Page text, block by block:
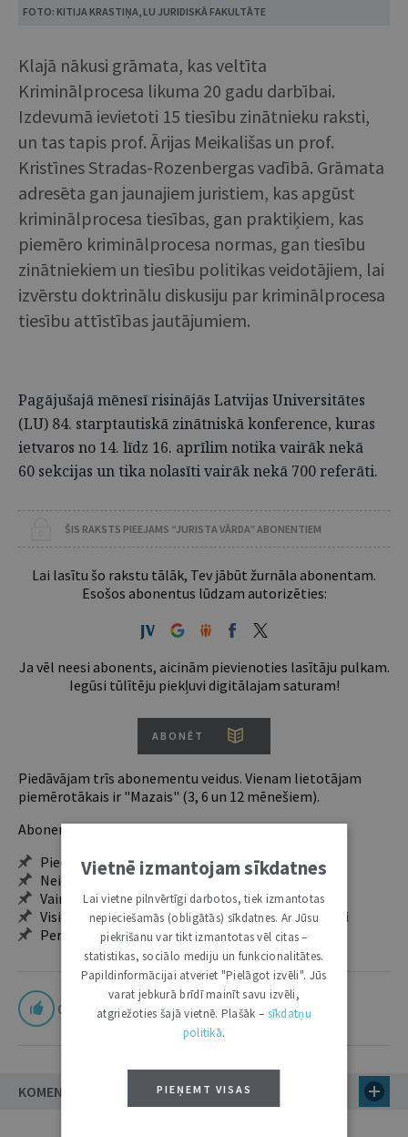
FOTO: KITIJA KRASTIŅA, LU JURIDISKĀ FAKULTĀTE
Klajā nākusi grāmata, kas veltīta
Kriminālprocesa likuma 20 gadu darbībai.
Izdevumā ievietoti 15 tiesību zinātnieku raksti,
un tas tapis prof. Ārijas Meikališas un prof.
Kristīnes Stradas-Rozenbergas vadībā. Grāmata
adresēta gan jaunajiem juristiem, kas apgūst
kriminālprocesa tiesības, gan praktiķiem, kas
piemēro kriminālprocesa normas, gan tiesību
zinātniekiem un tiesību politikas veidotājiem, lai
izvērstu doktrinālu diskusiju par kriminālprocesa
tiesību attīstības jautājumiem.
Pagājušajā mēnesī risinājās Latvijas Universitātes
(LU) 84. starptautiskā zinātniskā konference, kuras
ietvaros no 14. līdz 16. aprīlim notika vairāk nekā
60 sekcijas un tika nolasīti vairāk nekā 700 referāti.
ŠIS RAKSTS PIEEJAMS “JURISTA VĀRDA” ABONENTIEM
Lai lasītu šo rakstu tālāk, Tev jābūt žurnāla abonentam.
Esošos abonentus lūdzam autorizēties:
Ja vēl neesi abonents, aicinām pievienoties lasītāju pulkam.
Iegūsi tūlītēju piekļuvi digitālajam saturam!
ABONĒT
Piedāvājam trīs abonementu veidus. Vienam lietotājam
piemērotākais ir "Mazais" (3, 6 un 12 mēnešiem).
Abonentu ieguvumi:
Pieeja jaunākajam izdevumam
Neierobežota pieeja arhīvam – 24 h/7 d.
Vairāk nekā 18 000 rakstu un 2000 autoru
Visi tematiskie numuri un ikgadējie grāmatžurnāli
Personalizētās iespējas – piezīmes, citāti, mapes
0
KOMENTĀRI
Vietnē izmantojam sīkdatnes
Lai vietne pilnvērtīgi darbotos, tiek izmantotas
nepieciešamās (obligātās) sīkdatnes. Ar Jūsu
piekrišanu var tikt izmantotas vēl citas –
statistikas, sociālo mediju un funkcionalitātes.
Papildinformācijai atveriet "Pielāgot izvēli". Jūs
varat jebkurā brīdī mainīt savu izvēli,
atgriežoties šajā vietnē. Plašāk – sīkdatņu
politikā.
PIEŅEMT VISAS